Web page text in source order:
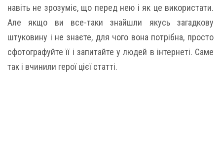
навіть не зрозуміє, що перед нею і як це використати.
Але якщо ви все-таки знайшли якусь загадкову
штуковину і не знаєте, для чого вона потрібна, просто
сфотографуйте її і запитайте у людей в інтернеті. Саме
так і вчинили герої цієї статті.